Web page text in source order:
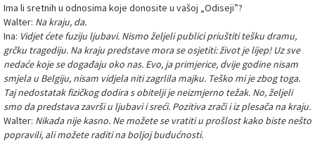
Ima li sretnih u odnosima koje donosite u vašoj „Odiseji”?
Walter: Na kraju, da.
Ina: Vidjet ćete fuziju ljubavi. Nismo željeli publici priuštiti tešku dramu,
grčku tragediju. Na kraju predstave mora se osjetiti: život je lijep! Uz sve
nedaće koje se događaju oko nas. Evo, ja primjerice, dvije godine nisam
smjela u Belgiju, nisam vidjela niti zagrlila majku. Teško mi je zbog toga.
Taj nedostatak fizičkog dodira s obitelji je neizmjerno težak. No, željeli
smo da predstava završi u ljubavi i sreći. Pozitiva zrači i iz plesača na kraju.
Walter: Nikada nije kasno. Ne možete se vratiti u prošlost kako biste nešto
popravili, ali možete raditi na boljoj budućnosti.